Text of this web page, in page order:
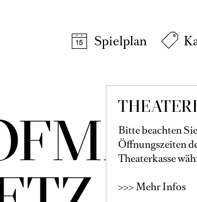
Spielplan
Bitte beachten
Öffnungszeiten
Theaterkasse
>>> Mehr Infos